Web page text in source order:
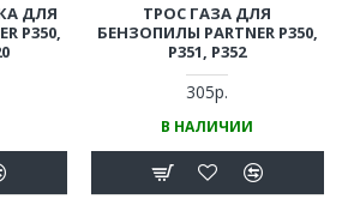
ДЛЯ
P350,
ТРОС ГАЗА ДЛЯ
БЕНЗОПИЛЫ PARTNER P350,
P351, P352
305р.
В НАЛИЧИИ